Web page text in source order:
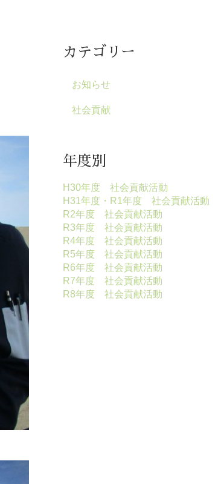
カテゴリー
お知らせ
社会貢献
年度別
H30年度 社会貢献活動
H31年度・R1年度 社会貢献活動
R2年度 社会貢献活動
R3年度 社会貢献活動
R4年度 社会貢献活動
R5年度 社会貢献活動
R6年度 社会貢献活動
R7年度 社会貢献活動
R8年度 社会貢献活動